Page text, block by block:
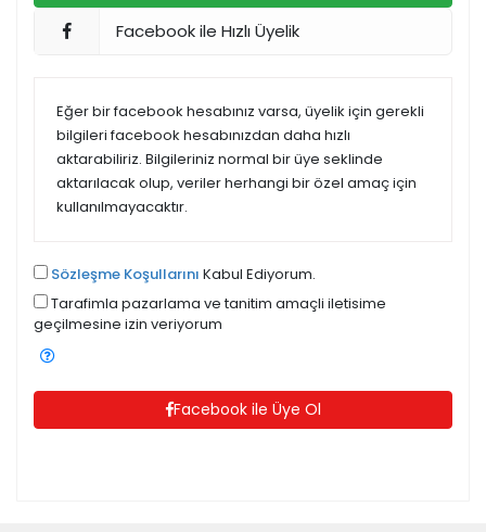
Facebook ile Hızlı Üyelik
Eğer bir facebook hesabınız varsa, üyelik için gerekli
bilgileri facebook hesabınızdan daha hızlı
aktarabiliriz. Bilgileriniz normal bir üye seklinde
aktarılacak olup, veriler herhangi bir özel amaç için
kullanılmayacaktır.
Sözleşme Koşullarını Kabul Ediyorum.
Tarafimla pazarlama ve tanitim amaçli iletisime
geçilmesine izin veriyorum
Facebook ile Üye Ol